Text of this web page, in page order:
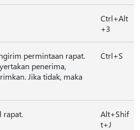
Ctrl+Alt
+3
permintaan rapat.
penerima,
Jika tidak, maka
Ctrl+S
rapat.
Alt+Shif
t+J